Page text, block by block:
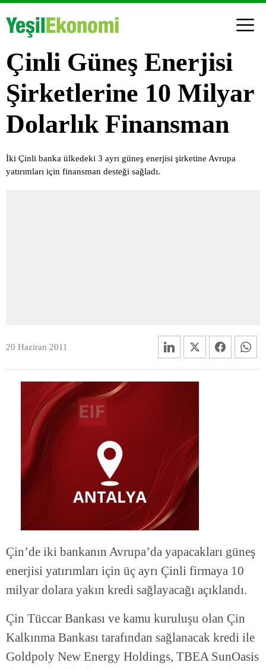
Çinli Güneş Enerjisi
Şirketlerine 10 Milyar
Dolarlık Finansman
İki Çinli banka ülkedeki 3 ayrı güneş enerjisi şirketine Avrupa
yatırımları için finansman desteği sağladı.
20 Haziran 2011
Çin’de iki bankanın Avrupa’da yapacakları güneş
enerjisi yatırımları için üç ayrı Çinli firmaya 10
milyar dolara yakın kredi sağlayacağı açıklandı.
Çin Tüccar Bankası ve kamu kuruluşu olan Çin
Kalkınma Bankası tarafından sağlanacak kredi ile
Goldpoly New Energy Holdings, TBEA SunOasis